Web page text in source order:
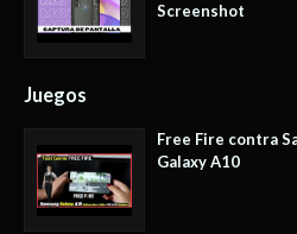
Screenshot
Juegos
Free Fire contra
Galaxy A10